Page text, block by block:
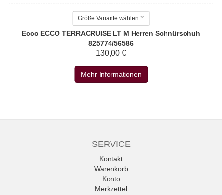
Größe Variante wählen
Ecco ECCO TERRACRUISE LT M Herren Schnürschuh
825774/56586
130,00 €
Mehr Informationen
SERVICE
Kontakt
Warenkorb
Konto
Merkzettel